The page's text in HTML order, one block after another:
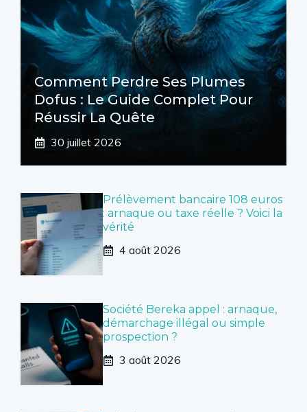
Comment Perdre Ses Plumes
Dofus : Le Guide Complet Pour
Réussir La Quête
30 juillet 2026
Prélèvement bancaire 108 euros
: arnaque ou taxe réelle ? Voici la
vérité
4 août 2026
Société Bereka appel : arnaque,
démarchage illégal ou simple
prospection ?
3 août 2026